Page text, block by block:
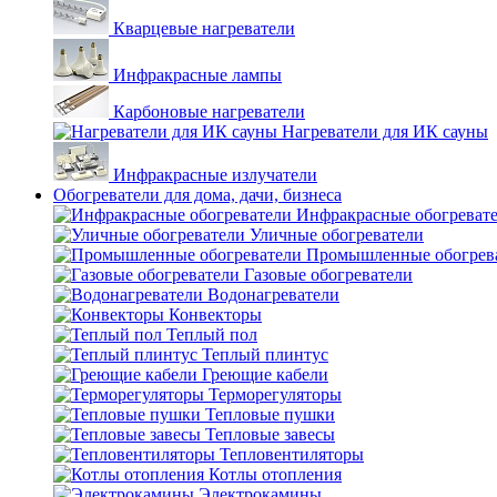
Кварцевые нагреватели
Инфракрасные лампы
Карбоновые нагреватели
Нагреватели для ИК сауны
Инфракрасные излучатели
Обогреватели для дома, дачи, бизнеса
Инфракрасные
Уличные обогреватели
Промышленные
Газовые обогреватели
Водонагреватели
Конвекторы
Теплый пол
Теплый плинтус
Греющие кабели
Терморегуляторы
Тепловые пушки
Тепловые завесы
Тепловентиляторы
Котлы отопления